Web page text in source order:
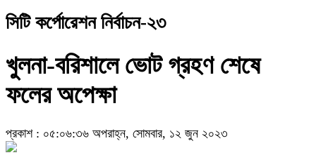
সিটি কর্পোরেশন নির্বাচন-২৩
খুলনা-বরিশালে ভোট গ্রহণ শেষে
ফলের অপেক্ষা
প্রকাশ : ০৫:০৬:৩৬ অপরাহ্ন, সোমবার, ১২ জুন ২০২৩